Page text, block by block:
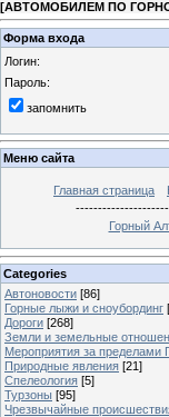
[АВТОМОБИЛЕМ ПО
Форма входа
Логин:
Пароль:
запомнить
Меню сайта
Главная страница
Горный
Categories
Автоновости [86]
Горные лыжи и сноубординг
Дороги [268]
Земли и земельные
Мероприятия за пределами
Природные явления [21]
Спелеология [5]
Турзоны [95]
Чрезвычайные